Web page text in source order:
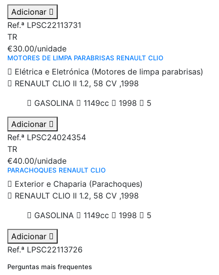
Adicionar
Ref.ª LPSC22113731
TR
€30.00/unidade
MOTORES DE LIMPA PARABRISAS RENAULT CLIO
Elétrica e Eletrónica (Motores de limpa parabrisas)
RENAULT CLIO II 1.2, 58 CV ,1998
GASOLINA
1149cc 1998 5
Adicionar
Ref.ª LPSC24024354
TR
€40.00/unidade
PARACHOQUES RENAULT CLIO
Exterior e Chaparia (Parachoques)
RENAULT CLIO II 1.2, 58 CV ,1998
GASOLINA
1149cc 1998 5
Adicionar
Ref.ª LPSC22113726
Perguntas mais frequentes